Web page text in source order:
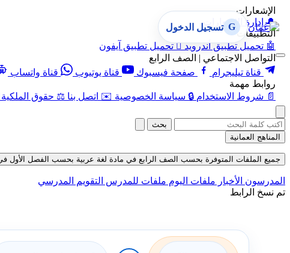
الإشعارات
🔔 إدارة الإشعارات
التطبيقات
🤖 تحميل تطبيق أندرويد  تحميل تطبيق آيفون
التواصل الاجتماعي | الصف الرابع
قناة تيليجرام
صفحة فيسبوك قناة يوتيوب قناة واتساب
روابط مهمة
📄 شروط الاستخدام 🔒 سياسة الخصوصية ✉️ اتصل بنا ⚖️ حقوق الملكية
G تسجيل الدخول
بحث
المناهج العمانية
جميع الملفات المتوفرة بحسب الصف الرابع في مادة لغة عربية بحسب الفصل الأول في قسم
المدرسون الأخبار ملفات اليوم ملفات للمدرس التقويم المدرسي
تم نسخ الرابط